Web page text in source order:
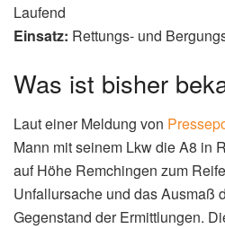
Laufend
Einsatz: Rettungs- und
Was ist bisher
Laut einer Meldung von
Mann mit seinem Lkw die A8 in
auf Höhe Remchingen zum
Unfallursache und das Ausmaß
Gegenstand der Ermittlungen.